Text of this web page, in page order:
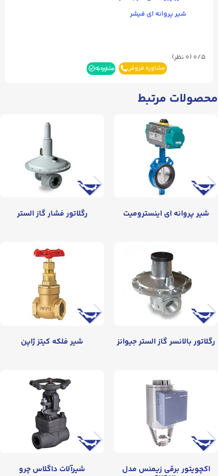
شیر پروانه ای فیشر
0/5 (۰ نظر)
مشاوره فروش مشاوره بله
محصولات مرتبط
شیر پروانه‌ ای اینسترومیت رگلاتور فشار گاز الستر
رگلاتور بالانسر گاز الستر جیوانز شير فلكه كيتز ژاپن
اکچویتور برقی زیمنس مدل شیرآلات داگلاس چرو